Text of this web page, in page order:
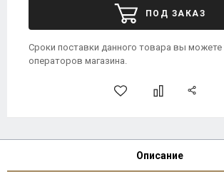
ПОД ЗАКАЗ
Сроки поставки данного товара вы можете
операторов магазина.
Описание